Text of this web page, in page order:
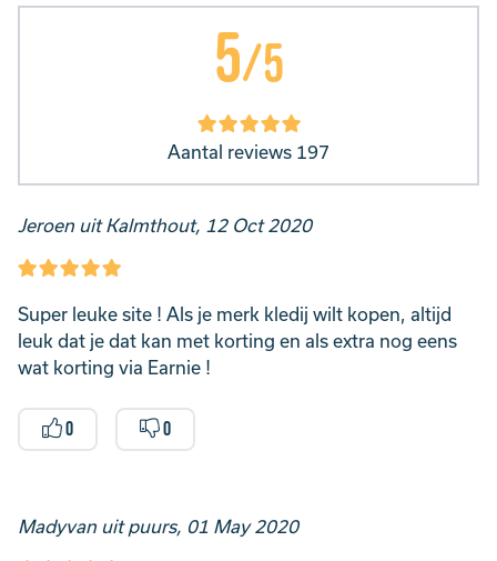
5/5
Aantal reviews 197
Jeroen uit Kalmthout, 12 Oct 2020
Super leuke site ! Als je merk kledij wilt kopen, altijd
leuk dat je dat kan met korting en als extra nog eens
wat korting via Earnie !
0 0
Madyvan uit puurs, 01 May 2020